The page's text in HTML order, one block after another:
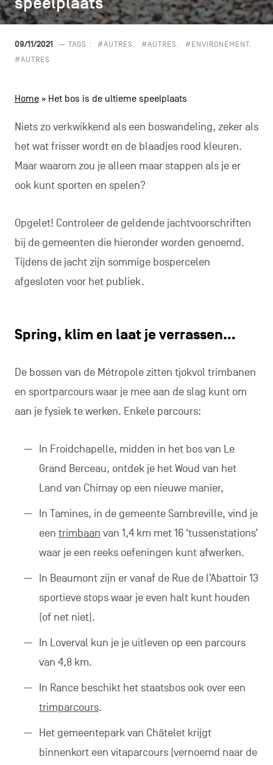
navigatie
PRIVACYBELEID
FacebookInstagramYoutubeLinkedIn
NL EN FR
09/11/2021 — TAGS : #AUTRES #AUTRES
#ENVIRONEMENT
#AUTRES
Home» Het bos is de ultieme speelplaats
Niets zo verkwikkend als een boswandeling, zeker als
het wat frisser wordt en de blaadjes rood kleuren.
Maar waarom zou je alleen maar stappen als je er
ook kunt sporten en spelen?
Opgelet! Controleer de geldende jachtvoorschriften
bij de gemeenten die hieronder worden genoemd.
Tijdens de jacht zijn sommige bospercelen
afgesloten voor het publiek.
Spring, klim en laat je verrassen…
De bossen van de Métropole zitten tjokvol trimbanen
en sportparcours waar je mee aan de slag kunt om
aan je fysiek te werken. Enkele parcours:
In Froidchapelle, midden in het bos van Le
Grand Berceau, ontdek je het Woud van het
Land van Chimay op een nieuwe manier,
In Tamines, in de gemeente Sambreville, vind je
een trimbaan van 1,4 km met 16 ‘tussenstations’
waar je een reeks oefeningen kunt afwerken.
In Beaumont zijn er vanaf de Rue de l’Abattoir 13
sportieve stops waar je even halt kunt houden
(of net niet).
In Loverval kun je je uitleven op een parcours
van 4,8 km.
In Rance beschikt het staatsbos ook over een
trimparcours.
Het gemeentepark van Châtelet krijgt
binnenkort een vitaparcours (vernoemd naar de